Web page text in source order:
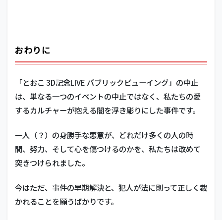
おわりに
「とおこ 3D記念LIVE パブリックビューイング」の中止
は、単なる一つのイベントの中止ではなく、私たちの愛
するカルチャーが抱える闇を浮き彫りにした事件です。
一人（？）の身勝手な悪意が、どれだけ多くの人の時
間、努力、そして心を傷つけるのかを、私たちは改めて
突きつけられました。
今はただ、事件の早期解決と、犯人が法に則って正しく裁
かれることを願うばかりです。